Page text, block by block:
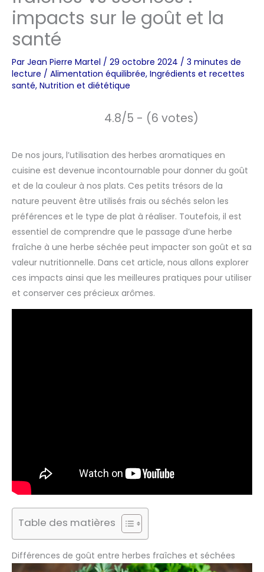
impacts sur le goût et la
santé
Par Jean Pierre Martel / 29 octobre 2024 / 3 minutes de
lecture / Alimentation équilibrée, Ingrédients et recettes
santé, Nutrition et diététique
4.8/5 - (6 votes)
De nos jours, l’utilisation des herbes aromatiques en
cuisine est devenue incontournable pour donner du goût
et de la couleur à nos plats. Ces petits trésors de la
nature peuvent être utilisés frais ou séchés selon les
préférences et le type de plat à réaliser. Toutefois, il est
essentiel de comprendre que le passage d’une herbe
fraîche à une herbe séchée peut impacter son goût et sa
valeur nutritionnelle. Dans cet article, nous allons explorer
ces impacts ainsi que les meilleures pratiques pour utiliser
et conserver ces précieux arômes.
Table des matières
Différences de goût entre herbes fraîches et séchées